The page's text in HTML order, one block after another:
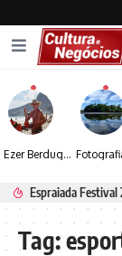
Ezer Berdugo transforma experiências multiculturais e memórias em narrativas visuais por meio da fotografia
Tag: